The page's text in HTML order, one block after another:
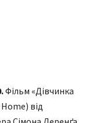
Фільм «Дівчинка
від